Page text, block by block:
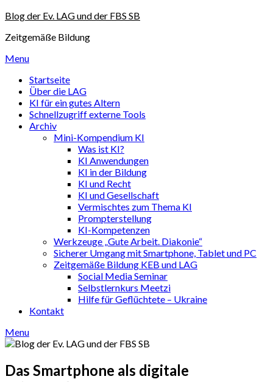
Skip
content
Blog der Ev. LAG und der FBS SB
Zeitgemäße Bildung
Menu
Startseite
Über die LAG
KI für ein gutes Altern
Schnellzugriff externe Tools
Archiv
Mini-Kompendium KI
Was ist KI?
KI Anwendungen
KI in der Bildung
KI und Recht
KI und Gesellschaft
Vermischtes zum Thema KI
Prompterstellung
KI-Kompetenzen
Werkzeuge „Gute Arbeit. Diakonie“
Sicherer Umgang mit Smartphone, Tablet und PC
Zeitgemäße Bildung KEB und LAG
Social Media Seminar
Selbstlernkurs Meetzi
Hilfe für Geflüchtete – Ukraine
Kontakt
Menu
Das Smartphone als digitale